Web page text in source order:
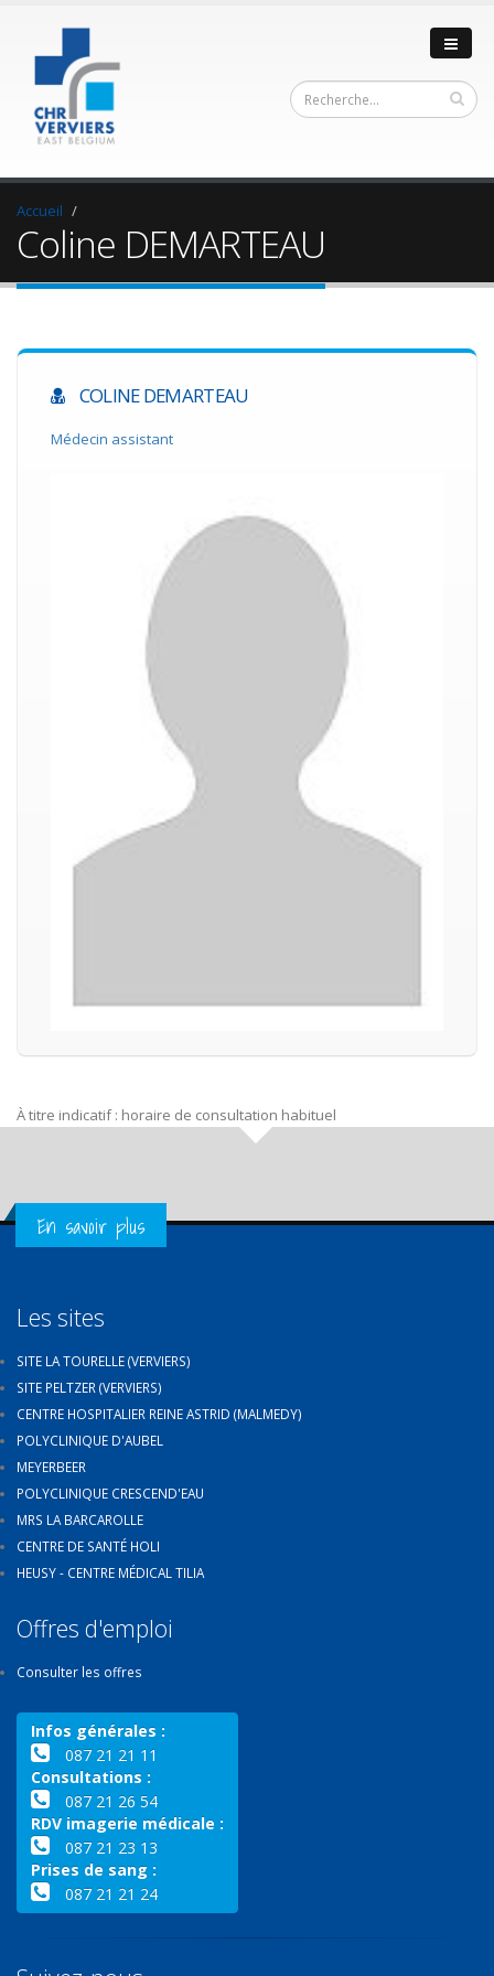
Accueil
Coline DEMARTEAU
COLINE DEMARTEAU
Médecin assistant
À titre indicatif : horaire de consultation habituel
Get in Touch
En savoir plus
Les sites
SITE LA TOURELLE (VERVIERS)
SITE PELTZER (VERVIERS)
CENTRE HOSPITALIER REINE ASTRID (MALMEDY)
POLYCLINIQUE D'AUBEL
MEYERBEER
POLYCLINIQUE CRESCEND'EAU
MRS LA BARCAROLLE
CENTRE DE SANTÉ HOLI
HEUSY - CENTRE MÉDICAL TILIA
Offres d'emploi
Consulter les offres
Infos générales :
087 21 21 11
Consultations :
087 21 26 54
RDV imagerie médicale :
087 21 23 13
Prises de sang :
087 21 21 24